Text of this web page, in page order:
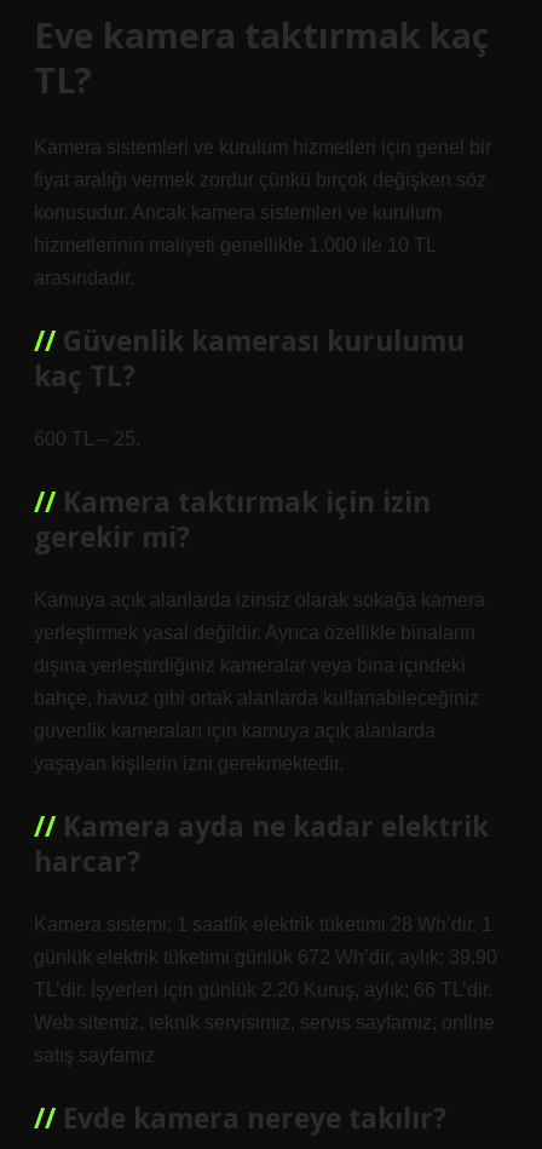
Eve kamera taktırmak kaç
TL?
Kamera sistemleri ve kurulum hizmetleri için genel bir
fiyat aralığı vermek zordur çünkü birçok değişken söz
konusudur. Ancak kamera sistemleri ve kurulum
hizmetlerinin maliyeti genellikle 1.000 ile 10 TL
arasındadır.
Güvenlik kamerası kurulumu
kaç TL?
600 TL – 25.
Kamera taktırmak için izin
gerekir mi?
Kamuya açık alanlarda izinsiz olarak sokağa kamera
yerleştirmek yasal değildir. Ayrıca özellikle binaların
dışına yerleştirdiğiniz kameralar veya bina içindeki
bahçe, havuz gibi ortak alanlarda kullanabileceğiniz
güvenlik kameraları için kamuya açık alanlarda
yaşayan kişilerin izni gerekmektedir.
Kamera ayda ne kadar elektrik
harcar?
Kamera sistemi; 1 saatlik elektrik tüketimi 28 Wh’dir. 1
günlük elektrik tüketimi günlük 672 Wh’dir, aylık; 39.90
TL’dir. İşyerleri için günlük 2.20 Kuruş, aylık; 66 TL’dir.
Web sitemiz, teknik servisimiz, servis sayfamız, online
satış sayfamız
Evde kamera nereye takılır?